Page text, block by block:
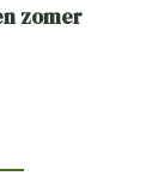
zomer